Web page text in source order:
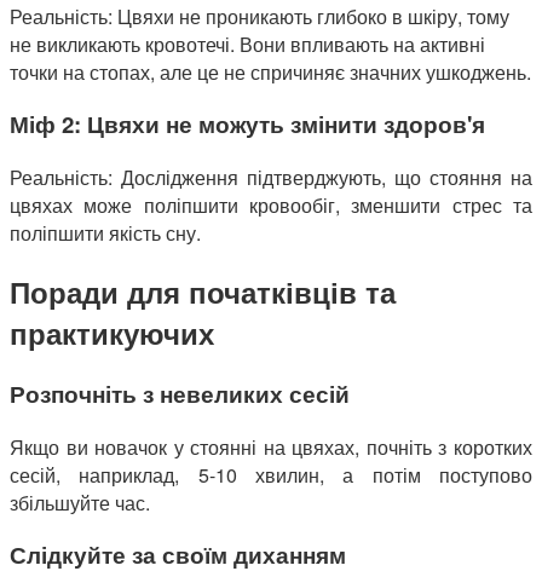
Реальність: Цвяхи не проникають глибоко в шкіру, тому
не викликають кровотечі. Вони впливають на активні
точки на стопах, але це не спричиняє значних ушкоджень.
Міф 2: Цвяхи не можуть змінити здоров'я
Реальність: Дослідження підтверджують, що стояння на
цвяхах може поліпшити кровообіг, зменшити стрес та
поліпшити якість сну.
Поради для початківців та
практикуючих
Розпочніть з невеликих сесій
Якщо ви новачок у стоянні на цвяхах, почніть з коротких
сесій, наприклад, 5-10 хвилин, а потім поступово
збільшуйте час.
Слідкуйте за своїм диханням